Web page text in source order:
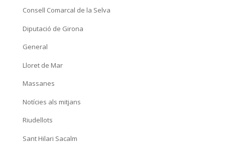
Consell Comarcal de la Selva
Diputació de Girona
General
Lloret de Mar
Massanes
Notícies als mitjans
Riudellots
Sant Hilari Sacalm